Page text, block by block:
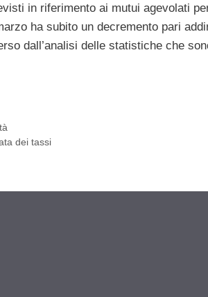
in riferimento ai mutui agevolati
ha subito un decremento pari
dall’analisi delle statistiche che
dei tassi